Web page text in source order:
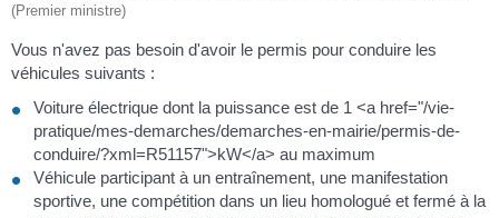
(Premier ministre)
Vous n'avez pas besoin d'avoir le permis pour conduire les
véhicules suivants :
Voiture électrique dont la puissance est de 1 <a href="/vie-
pratique/mes-demarches/demarches-en-mairie/permis-de-
conduire/?xml=R51157">kW</a> au maximum
Véhicule participant à un entraînement, une manifestation
sportive, une compétition dans un lieu homologué et fermé à la